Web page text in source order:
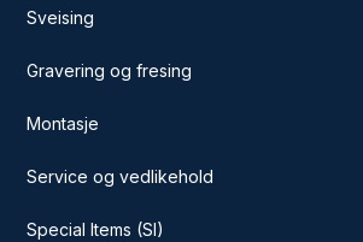
Sveising
Gravering og fresing
Montasje
Service og vedlikehold
Special Items (SI)